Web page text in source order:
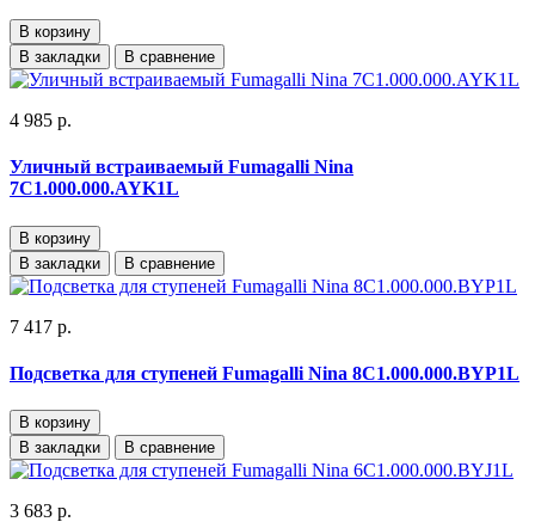
В корзину
В закладки
В сравнение
4 985 р.
Уличный встраиваемый Fumagalli Nina
7C1.000.000.AYK1L
В корзину
В закладки
В сравнение
7 417 р.
Подсветка для ступеней Fumagalli Nina 8C1.000.000.BYP1L
В корзину
В закладки
В сравнение
3 683 р.